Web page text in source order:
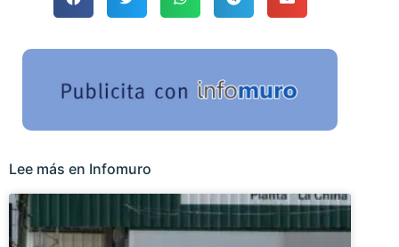
Lee más en Infomuro